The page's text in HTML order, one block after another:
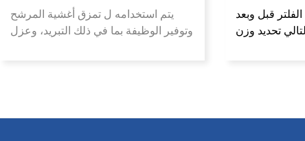
يتم استخدامه ل تمزق أغشية المرشح
وتوفير
الوظيفة بما في ذلك التبريد، وعزل
قبل وبعد
تحديد وزن